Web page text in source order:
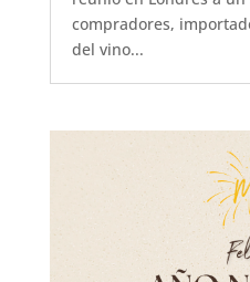
compradores,
del vino...